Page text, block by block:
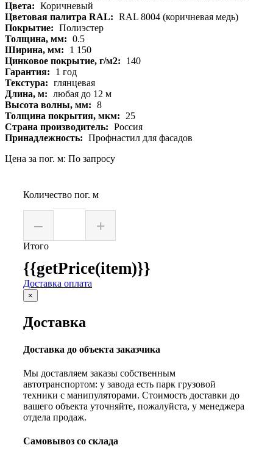
Цвета: Коричневый
Цветовая палитра RAL: RAL 8004 (коричневая медь)
Покрытие: Полиэстер
Толщина, мм: 0.5
Ширина, мм:
1 150
Цинковое покрытие, г/м2:
140
Гарантия:
1 год
Текстура: глянцевая
Длина, м: любая до 12 м
Высота волны, мм: 8
Толщина покрытия, мкм: 25
Страна производитель: Россия
Принадлежность: Профнастил для фасадов
Цена за пог. м: По запросу
Количество пог. м
– +
Итого
{{getPrice(item)}}
Доставка оплата
×
Доставка
Доставка до объекта заказчика
Мы доставляем заказы собственным
автотранспортом: у завода есть парк грузовой
техники с манипуляторами. Стоимость доставки до
вашего объекта уточняйте, пожалуйста, у менеджера
отдела продаж.
Самовывоз со склада